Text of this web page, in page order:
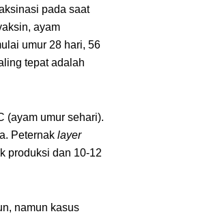
pada saat
ayam
umur 28 hari, 56
tepat adalah
(ayam umur sehari).
Peternak layer
produksi dan 10-12
namun kasus